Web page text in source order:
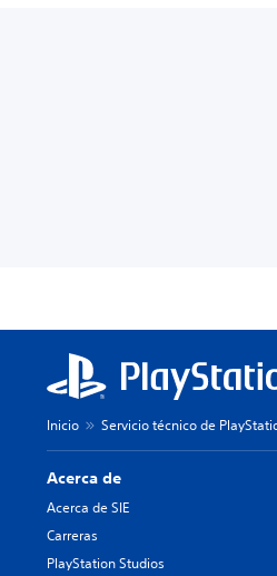
Inicio Servicio técnico de
Acerca de
Acerca de SIE
Carreras
PlayStation Studios